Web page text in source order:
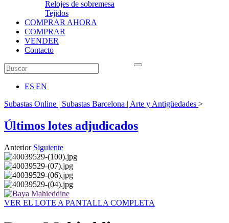
Relojes de sobremesa
Tejidos
COMPRAR AHORA
COMPRAR
VENDER
Contacto
ES|EN
Subastas Online | Subastas Barcelona | Arte y Antigüedades >
Últimos lotes adjudicados
Anterior Siguiente
VER EL LOTE A PANTALLA COMPLETA